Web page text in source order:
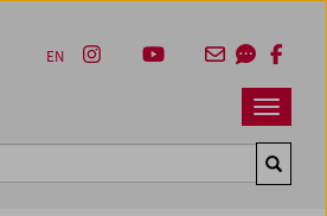
Navbar
EN